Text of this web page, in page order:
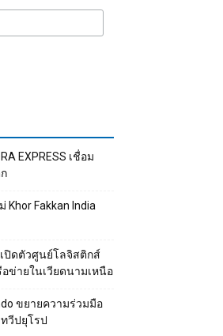
EXPRESS เชื่อม
Khor Fakkan India
ปิดตัวศูนย์โลจิสติกส์
อข่ายในเวียดนามเหนือ
ขยายความร่วมมือ
วีปยุโรป